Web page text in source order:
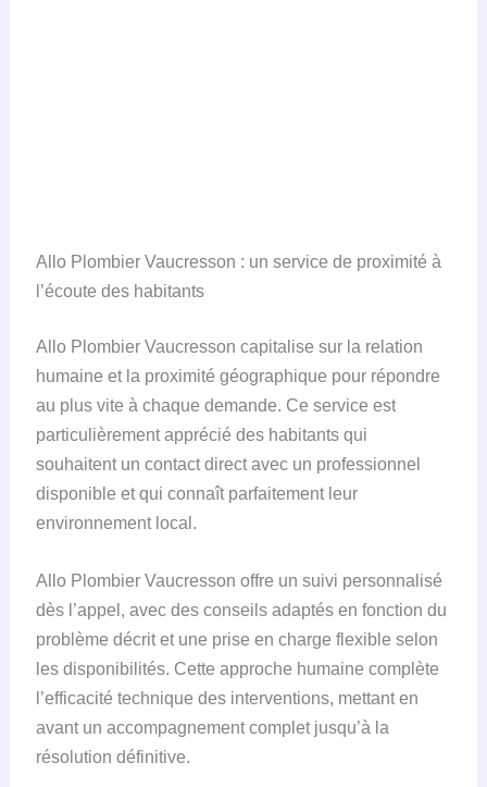
Allo Plombier Vaucresson : un service de proximité à
l’écoute des habitants
Allo Plombier Vaucresson capitalise sur la relation
humaine et la proximité géographique pour répondre
au plus vite à chaque demande. Ce service est
particulièrement apprécié des habitants qui
souhaitent un contact direct avec un professionnel
disponible et qui connaît parfaitement leur
environnement local.
Allo Plombier Vaucresson offre un suivi personnalisé
dès l’appel, avec des conseils adaptés en fonction du
problème décrit et une prise en charge flexible selon
les disponibilités. Cette approche humaine complète
l’efficacité technique des interventions, mettant en
avant un accompagnement complet jusqu’à la
résolution définitive.